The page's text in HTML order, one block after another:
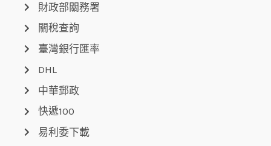
財政部關務署
關稅查詢
臺灣銀行匯率
DHL
中華郵政
快遞100
易利委下載